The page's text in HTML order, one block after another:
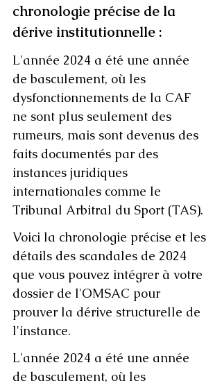
chronologie précise de la
dérive institutionnelle :
L'année 2024 a été une année
de basculement, où les
dysfonctionnements de la CAF
ne sont plus seulement des
rumeurs, mais sont devenus des
faits documentés par des
instances juridiques
internationales comme le
Tribunal Arbitral du Sport (TAS).
Voici la chronologie précise et les
détails des scandales de 2024
que vous pouvez intégrer à votre
dossier de l'OMSAC pour
prouver la dérive structurelle de
l'instance.
L'année 2024 a été une année
de basculement, où les